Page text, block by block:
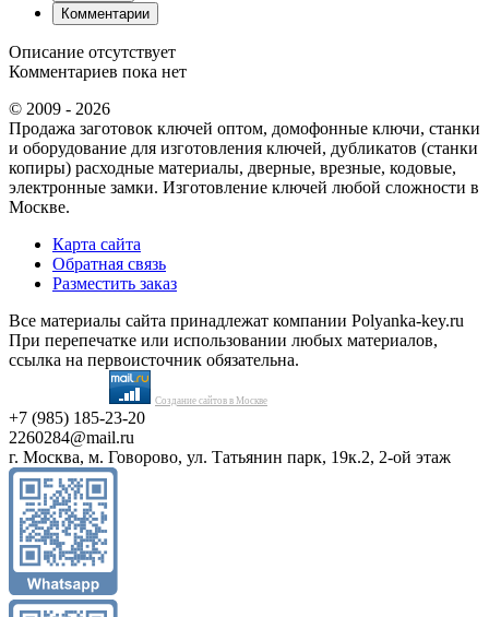
Комментарии
Описание отсутствует
Комментариев пока нет
© 2009 - 2026
Продажа заготовок ключей оптом, домофонные ключи, станки
и оборудование для изготовления ключей, дубликатов (станки
копиры) расходные материалы, дверные, врезные, кодовые,
электронные замки. Изготовление ключей любой сложности в
Москве.
Карта сайта
Обратная связь
Разместить заказ
Все материалы сайта принадлежат компании Polyanka-key.ru
При перепечатке или использовании любых материалов,
ссылка на первоисточник обязательна.
Создание сайтов в Москве
+7 (985) 185-23-20
2260284@mail.ru
г. Москва, м. Говорово, ул. Татьянин парк, 19к.2, 2-ой этаж